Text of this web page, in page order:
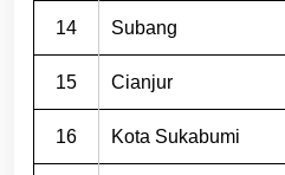
14 Subang
15 Cianjur
16 Kota Sukabumi